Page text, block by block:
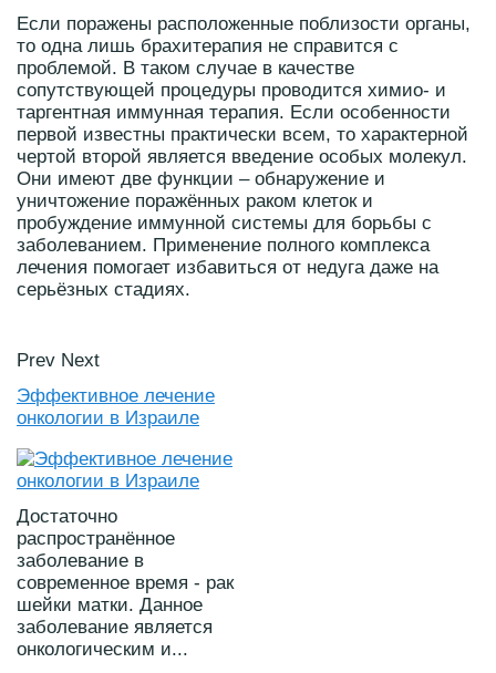
Если поражены расположенные поблизости органы,
то одна лишь брахитерапия не справится с
проблемой. В таком случае в качестве
сопутствующей процедуры проводится химио- и
таргентная иммунная терапия. Если особенности
первой известны практически всем, то характерной
чертой второй является введение особых молекул.
Они имеют две функции – обнаружение и
уничтожение поражённых раком клеток и
пробуждение иммунной системы для борьбы с
заболеванием. Применение полного комплекса
лечения помогает избавиться от недуга даже на
серьёзных стадиях.
Prev Next
Эффективное лечение
онкологии в Израиле
Достаточно
распространённое
заболевание в
современное время - рак
шейки матки. Данное
заболевание является
онкологическим и...